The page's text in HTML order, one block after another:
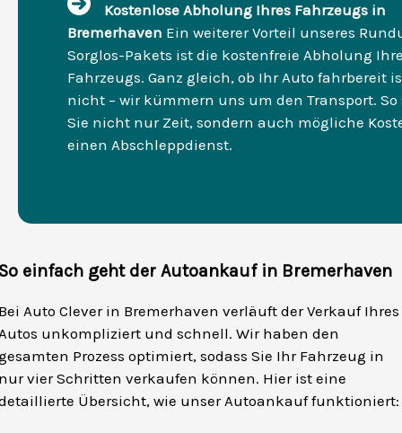
Kostenlose Abholung Ihres Fahrzeugs in
Bremerhaven Ein weiterer Vorteil unseres
Sorglos-Pakets ist die kostenfreie Abholung
Fahrzeugs. Ganz gleich, ob Ihr Auto fahrbereit
nicht – wir kümmern uns um den Transport. So
Sie nicht nur Zeit, sondern auch mögliche
einen Abschleppdienst.
einfach geht der Autoankauf in Bremerhaven
Auto Clever in Bremerhaven verläuft der Verkauf Ihres
unkompliziert und schnell. Wir haben den
Prozess optimiert, sodass Sie Ihr Fahrzeug in
vier Schritten verkaufen können. Hier ist eine
Übersicht, wie unser Autoankauf funktioniert: